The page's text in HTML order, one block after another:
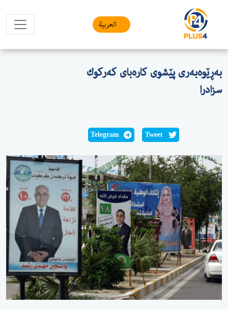
العربیة
بەڕێوەبەری پێشوی كارەبای كەركوك
سزادرا
Tweet
Telegram